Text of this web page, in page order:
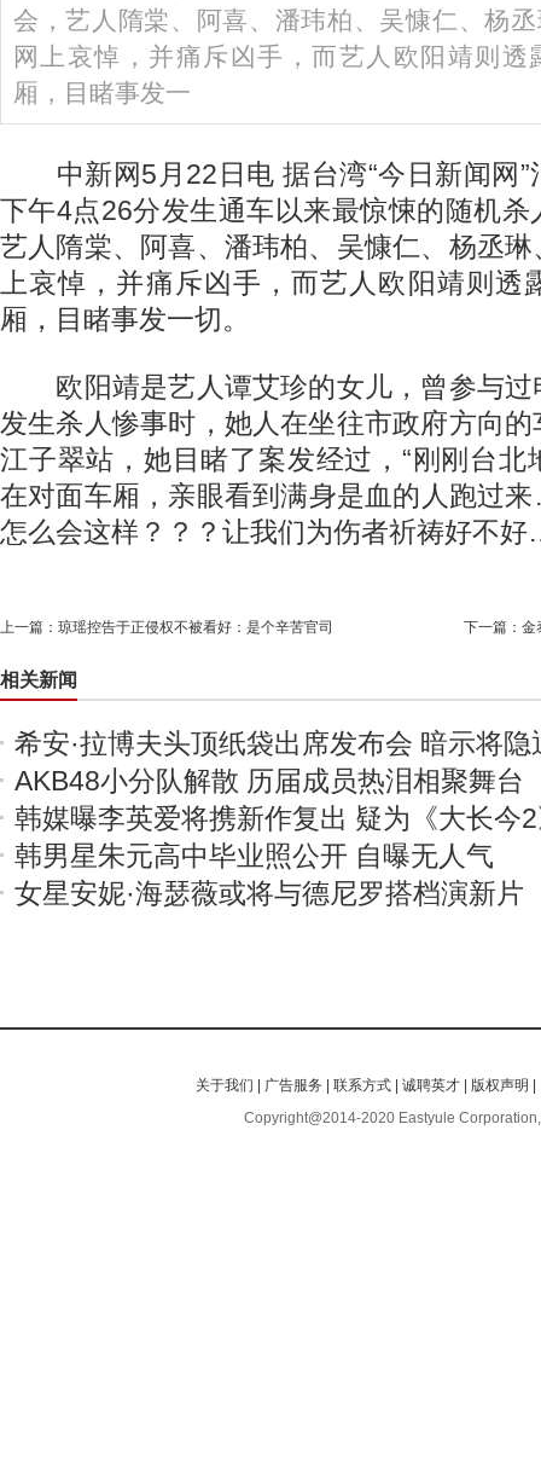
会，艺人隋棠、阿喜、潘玮柏、吴慷仁、杨
网上哀悼，并痛斥凶手，而艺人欧阳靖则透
厢，目睹事发一
中新网5月22日电 据台湾“今日新闻网”
下午4点26分发生通车以来最惊悚的随机
艺人隋棠、阿喜、潘玮柏、吴慷仁、杨丞
上哀悼，并痛斥凶手，而艺人欧阳靖则透
厢，目睹事发一切。
欧阳靖是艺人谭艾珍的女儿，曾参与过
发生杀人惨事时，她人在坐往市政府方向
江子翠站，她目睹了案发经过，“刚刚台北
在对面车厢，亲眼看到满身是血的人跑
怎么会这样？？？让我们为伤者祈祷好不
上一篇： 琼瑶控告于正侵权不被看好：是个辛苦官司 下一篇： 金
相关新闻
希安·拉博夫头顶纸袋出席发布会 暗示将隐
AKB48小分队解散 历届成员热泪相聚舞台
韩媒曝李英爱将携新作复出 疑为《大长今
韩男星朱元高中毕业照公开 自曝无人气
女星安妮·海瑟薇或将与德尼罗搭档演新片
关于我们 广告服务 |联系方式 |诚聘英才 版权声明
Copyright@2014-2020 Eastyule